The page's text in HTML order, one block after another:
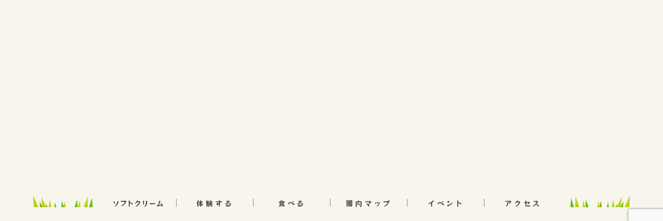
ソフトクリーム 体験する 食べる 園内マップ イベント アクセス